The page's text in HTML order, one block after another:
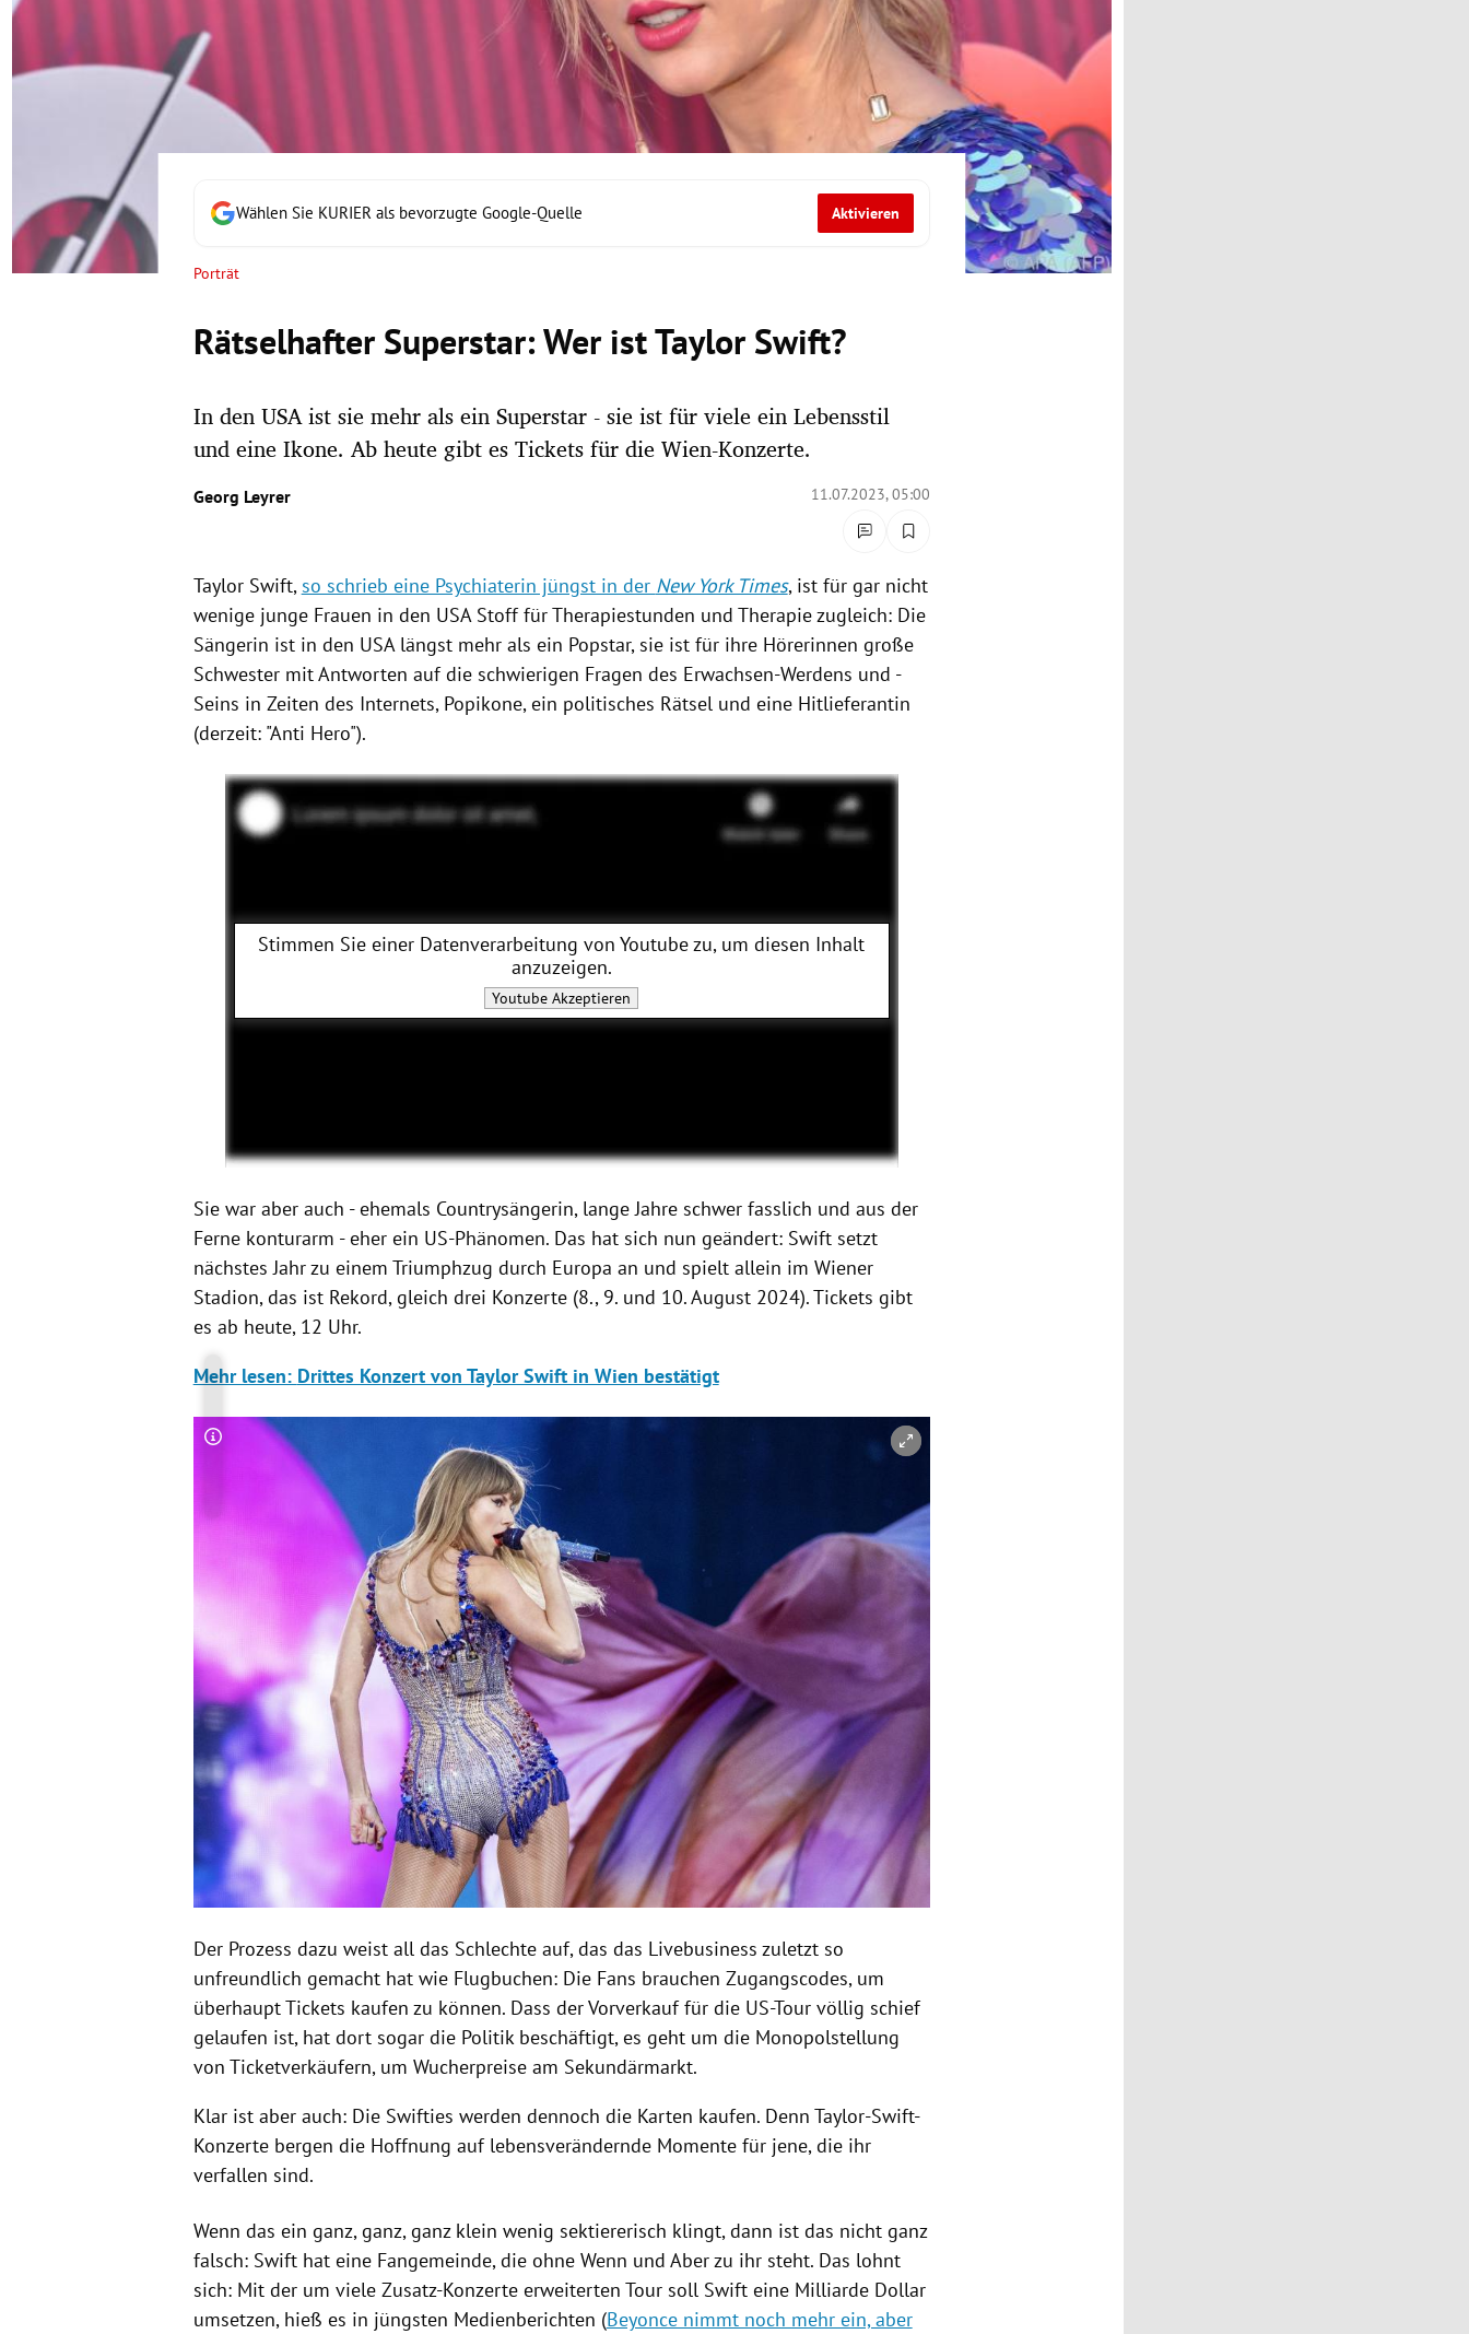
Untermenü
Untermenü
Untermenü
Wählen Sie KURIER als bevorzugte Google-Quelle Aktivieren
Porträt
Rätselhafter Superstar: Wer ist Taylor Swift?
In den USA ist sie mehr als ein Superstar - sie ist für viele ein Lebensstil
und eine Ikone. Ab heute gibt es Tickets für die Wien-Konzerte.
Georg Leyrer 11.07.2023, 05:00
Taylor Swift,so schrieb eine Psychiaterin jüngst in der New York Times, ist für gar nicht
wenige junge Frauen in den USA Stoff für Therapiestunden und Therapie zugleich: Die
Sängerin ist in den USA längst mehr als ein Popstar, sie ist für ihre Hörerinnen große
Schwester mit Antworten auf die schwierigen Fragen des Erwachsen-Werdens und -
Seins in Zeiten des Internets, Popikone, ein politisches Rätsel und eine Hitlieferantin
(derzeit: "Anti Hero").
Stimmen Sie einer Datenverarbeitung vonYoutubezu, um diesen Inhalt
anzuzeigen.
Youtube Akzeptieren
Sie war aber auch - ehemals Countrysängerin, lange Jahre schwer fasslich und aus der
Ferne konturarm - eher ein US-Phänomen. Das hat sich nun geändert: Swift setzt
nächstes Jahr zu einem Triumphzug durch Europa an und spielt allein im Wiener
Stadion, das ist Rekord, gleich drei Konzerte (8., 9. und 10. August 2024). Tickets gibt
es ab heute, 12 Uhr.
Mehr lesen: Drittes Konzert von Taylor Swift in Wien bestätigt
Copyright-Hinweis öffnen/schließen
Der Prozess dazu weist all das Schlechte auf, das das Livebusiness zuletzt so
unfreundlich gemacht hat wie Flugbuchen: Die Fans brauchen Zugangscodes, um
überhaupt Tickets kaufen zu können. Dass der Vorverkauf für die US-Tour völlig schief
gelaufen ist, hat dort sogar die Politik beschäftigt, es geht um die Monopolstellung
von Ticketverkäufern, um Wucherpreise am Sekundärmarkt.
Klar ist aber auch: Die Swifties werden dennoch die Karten kaufen. Denn Taylor-Swift-
Konzerte bergen die Hoffnung auf lebensverändernde Momente für jene, die ihr
verfallen sind.
Wenn das ein ganz, ganz, ganz klein wenig sektiererisch klingt, dann ist das nicht ganz
falsch: Swift hat eine Fangemeinde, die ohne Wenn und Aber zu ihr steht. Das lohnt
sich: Mit der um viele Zusatz-Konzerte erweiterten Tour soll Swift eine Milliarde Dollar
umsetzen, hieß es in jüngsten Medienberichten (Beyonce nimmt noch mehr ein, aber